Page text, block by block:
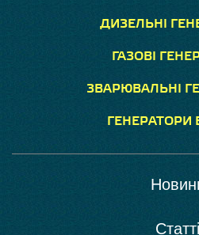
ДИЗЕЛЬНІ
ГАЗОВІ
ЗВАРЮВАЛЬНІ
ГЕНЕРАТОРИ
Статті